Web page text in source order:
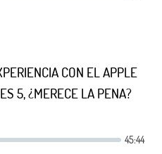
CON EL APPLE
5, ¿MERECE LA PENA?